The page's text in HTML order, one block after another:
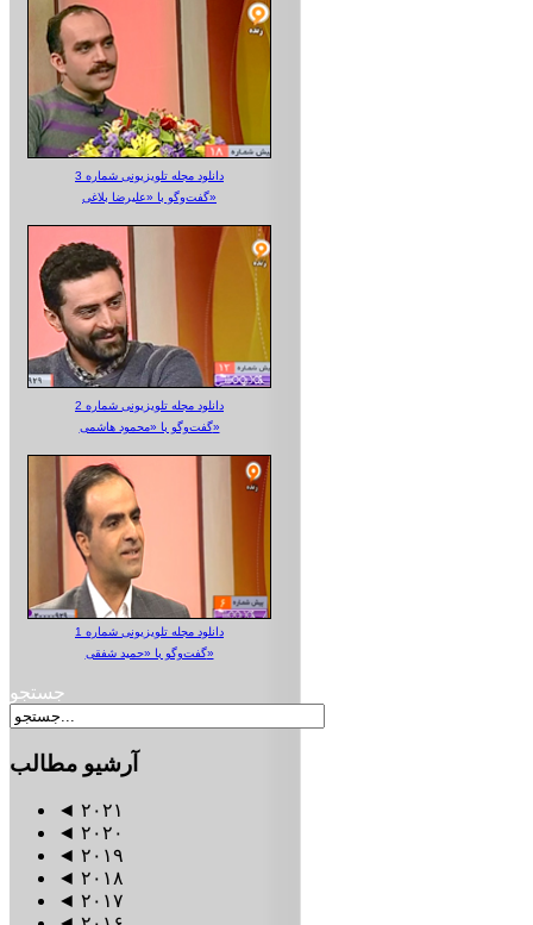
دانلود مجله تلویزیونی شماره 3
گفت‌وگو با «علیرضا بلاغی»
دانلود مجله تلویزیونی شماره 2
گفت‌وگو با «محمود هاشمی»
دانلود مجله تلویزیونی شماره 1
گفت‌وگو با «حمید شفقی»
جستجو
آرشیو مطالب
◄ ۲۰۲۱
◄ ۲۰۲۰
◄ ۲۰۱۹
◄ ۲۰۱۸
◄ ۲۰۱۷